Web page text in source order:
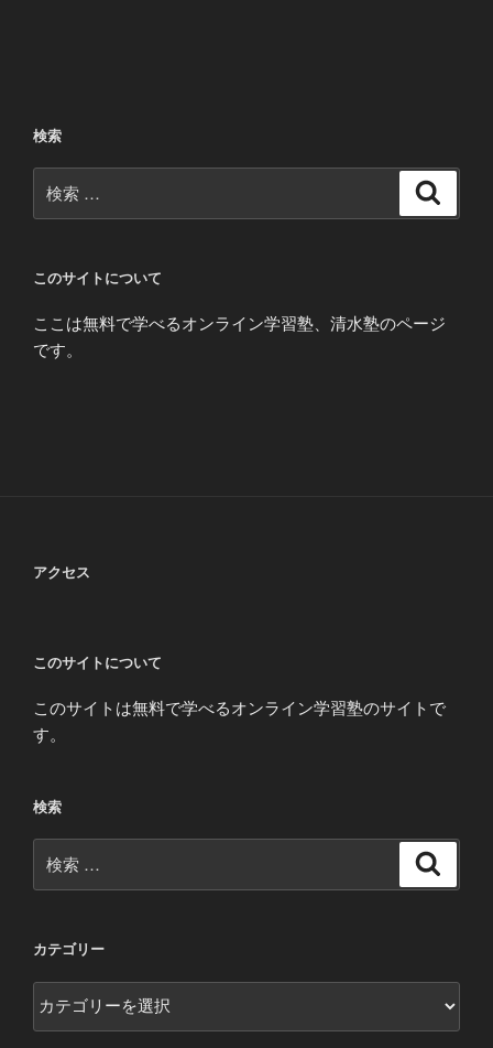
検索
索:
このサイトについて
ここは無料で学べるオンライン学習塾、清水塾のページ
です。
アクセス
このサイトについて
このサイトは無料で学べるオンライン学習塾のサイトで
す。
検索
索:
カテゴリー
テ